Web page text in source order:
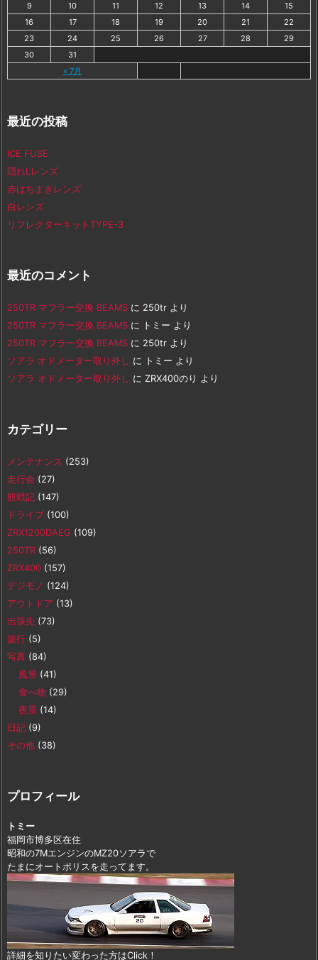
« 7月
9
10 11 12 13 14
15
16
17 18 19 20 21
22
23
24 25 26 27 28
29
30
31
最近の投稿
ICE FUSE
隠れLレンズ
赤はちまきレンズ
白レンズ
リフレクターキットTYPE-3
最近のコメント
250TR マフラー交換 BEAMS に 250tr より
250TR マフラー交換 BEAMS に トミー より
250TR マフラー交換 BEAMS に 250tr より
ソアラ オドメーター取り外し に トミー より
ソアラ オドメーター取り外し に ZRX400のり より
カテゴリー
メンテナンス (253)
走行会 (27)
観戦記 (147)
ドライブ (100)
ZRX1200DAEG (109)
250TR (56)
ZRX400 (157)
デジモノ (124)
アウトドア (13)
出張先 (73)
旅行 (5)
写真 (84)
風景 (41)
食べ物 (29)
夜景 (14)
日記 (9)
その他 (38)
プロフィール
トミー
福岡市博多区在住
昭和の7MエンジンのMZ20ソアラで
たまにオートポリスを走ってます。
詳細を知りたい変わった方はClick！